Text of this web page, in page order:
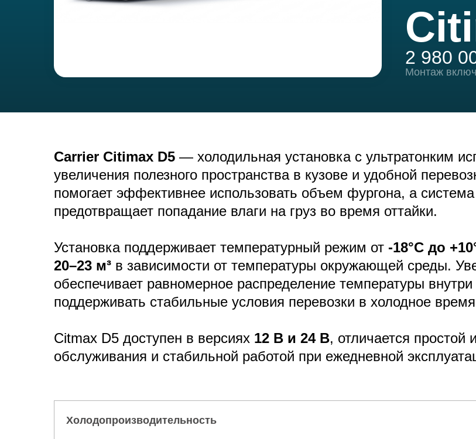
2 980
Монтаж
Carrier Citimax D5 — холодильная установка с ультратонким
увеличения полезного пространства в кузове и удобной
помогает эффективнее использовать объем фургона, а
предотвращает попадание влаги на груз во время оттайки.
Установка поддерживает температурный режим от -18°C до
20–23 м³ в зависимости от температуры окружающей среды.
обеспечивает равномерное распределение температуры
поддерживать стабильные условия перевозки в холодное время
Citmax D5 доступен в версиях 12 В и 24 В, отличается простой
обслуживания и стабильной работой при ежедневной
Холодопроизводительность